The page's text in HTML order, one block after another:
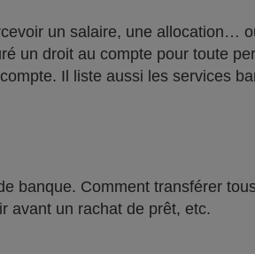
un salaire, une allocation…
un droit au compte pour toute
Il liste aussi les services
banque. Comment transférer
avant un rachat de prêt, etc.